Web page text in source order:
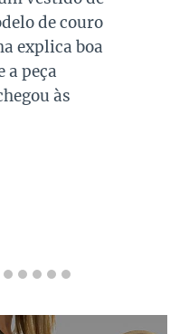
e
tom garante
todo look
para